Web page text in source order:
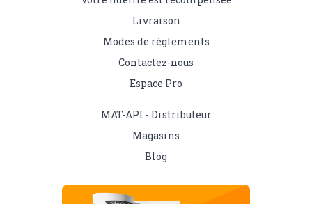
Livraison
Modes de règlements
Contactez-nous
Espace Pro
MAT-API - Distributeur
Magasins
Blog